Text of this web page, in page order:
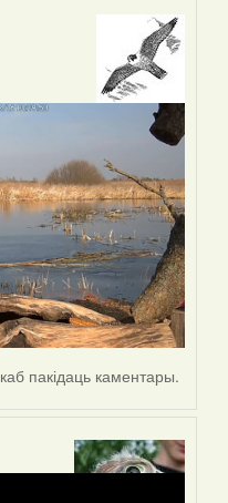
каб пакідаць каментары.